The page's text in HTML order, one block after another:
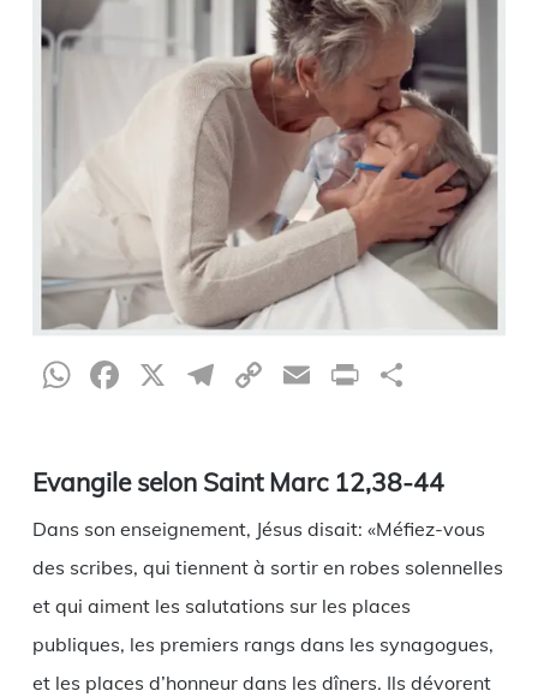
WhatsApp
Facebook
X Telegram
CopyEmailPrint
Evangile selon Saint Marc 12,38-44
Dans son enseignement, Jésus disait: «Méfiez-vous
des scribes, qui tiennent à sortir en robes solennelles
et qui aiment les salutations sur les places
publiques, les premiers rangs dans les synagogues,
et les places d’honneur dans les dîners. Ils dévorent